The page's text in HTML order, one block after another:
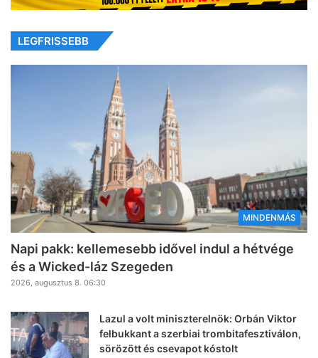
LEGFRISSEBB
MINDENMÁS
Napi pakk: kellemesebb idővel indul a hétvége
és a Wicked-láz Szegeden
2026, augusztus 8. 06:30
Lazul a volt miniszterelnök: Orbán Viktor
felbukkant a szerbiai trombitafesztiválon,
sörözött és csevapot kóstolt